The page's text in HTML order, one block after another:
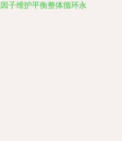
子维护平衡整体循环永